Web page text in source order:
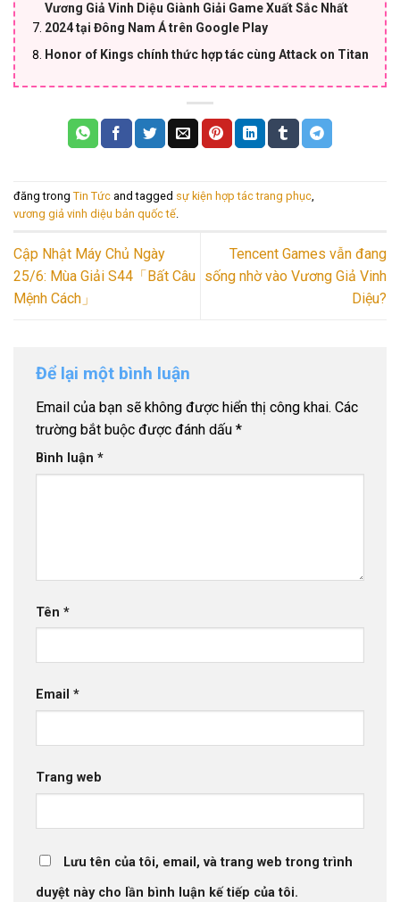
Vương Giả Vinh Diệu Giành Giải Game Xuất Sắc Nhất
2024 tại Đông Nam Á trên Google Play
Honor of Kings chính thức hợp tác cùng Attack on Titan
đăng trong Tin Tức and tagged sự kiện hợp tác trang phục,
vương giả vinh diệu bản quốc tế.
Cập Nhật Máy Chủ Ngày
25/6: Mùa Giải S44「Bất Câu
Mệnh Cách」
Tencent Games vẫn đang
sống nhờ vào Vương Giả Vinh
Diệu?
Để lại một bình luận
Email của bạn sẽ không được hiển thị công khai. Các
trường bắt buộc được đánh dấu *
Bình luận *
Tên *
Email *
Trang web
Lưu tên của tôi, email, và trang web trong trình
duyệt này cho lần bình luận kế tiếp của tôi.